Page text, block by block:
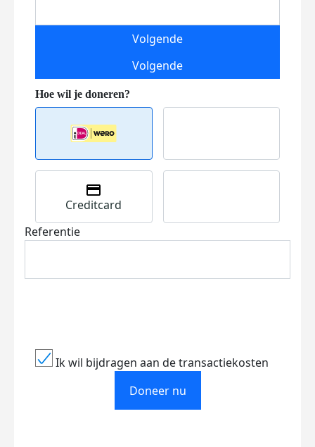
Volgende
Volgende
Creditcard
Referentie
Ik wil bijdragen aan de transactiekosten
Doneer nu